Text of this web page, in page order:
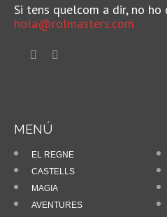
Si tens quelcom a dir, no ho
hola@rolmasters.com
MENÚ
EL REGNE
CASTELLS
MAGIA
AVENTURES